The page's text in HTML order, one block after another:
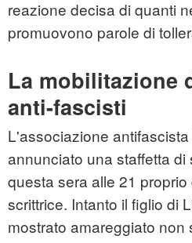
reazione decisa di quanti
promuovono parole di
La mobilitazione
anti-fascisti
L'associazione
annunciato una staffetta
questa sera alle 21
scrittrice. Intanto il figlio di
mostrato amareggiato non